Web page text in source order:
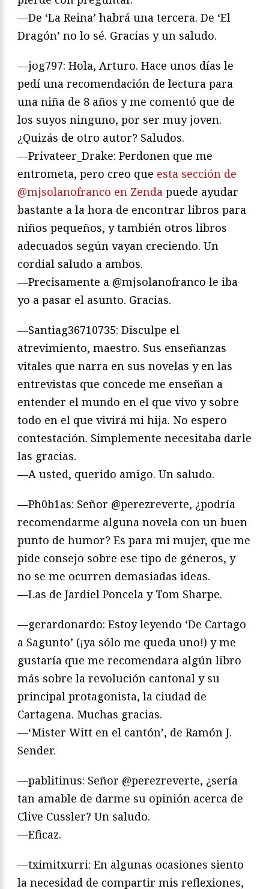
—De ‘La Reina’ habrá una tercera. De ‘El
Dragón’ no lo sé. Gracias y un saludo.
—jog797: Hola, Arturo. Hace unos días le
pedí una recomendación de lectura para
una niña de 8 años y me comentó que de
los suyos ninguno, por ser muy joven.
¿Quizás de otro autor? Saludos.
—Privateer_Drake: Perdonen que me
entrometa, pero creo que esta sección de
@mjsolanofranco en Zenda puede ayudar
bastante a la hora de encontrar libros para
niños pequeños, y también otros libros
adecuados según vayan creciendo. Un
cordial saludo a ambos.
—Precisamente a @mjsolanofranco le iba
yo a pasar el asunto. Gracias.
—Santiag36710735: Disculpe el
atrevimiento, maestro. Sus enseñanzas
vitales que narra en sus novelas y en las
entrevistas que concede me enseñan a
entender el mundo en el que vivo y sobre
todo en el que vivirá mi hija. No espero
contestación. Simplemente necesitaba darle
las gracias.
—A usted, querido amigo. Un saludo.
—Ph0b1as: Señor @perezreverte, ¿podría
recomendarme alguna novela con un buen
punto de humor? Es para mi mujer, que me
pide consejo sobre ese tipo de géneros, y
no se me ocurren demasiadas ideas.
—Las de Jardiel Poncela y Tom Sharpe.
—gerardonardo: Estoy leyendo ‘De Cartago
a Sagunto’ (¡ya sólo me queda uno!) y me
gustaría que me recomendara algún libro
más sobre la revolución cantonal y su
principal protagonista, la ciudad de
Cartagena. Muchas gracias.
—‘Mister Witt en el cantón’, de Ramón J.
Sender.
—pablitinus: Señor @perezreverte, ¿sería
tan amable de darme su opinión acerca de
Clive Cussler? Un saludo.
—Eficaz.
—tximitxurri: En algunas ocasiones siento
la necesidad de compartir mis reflexiones,